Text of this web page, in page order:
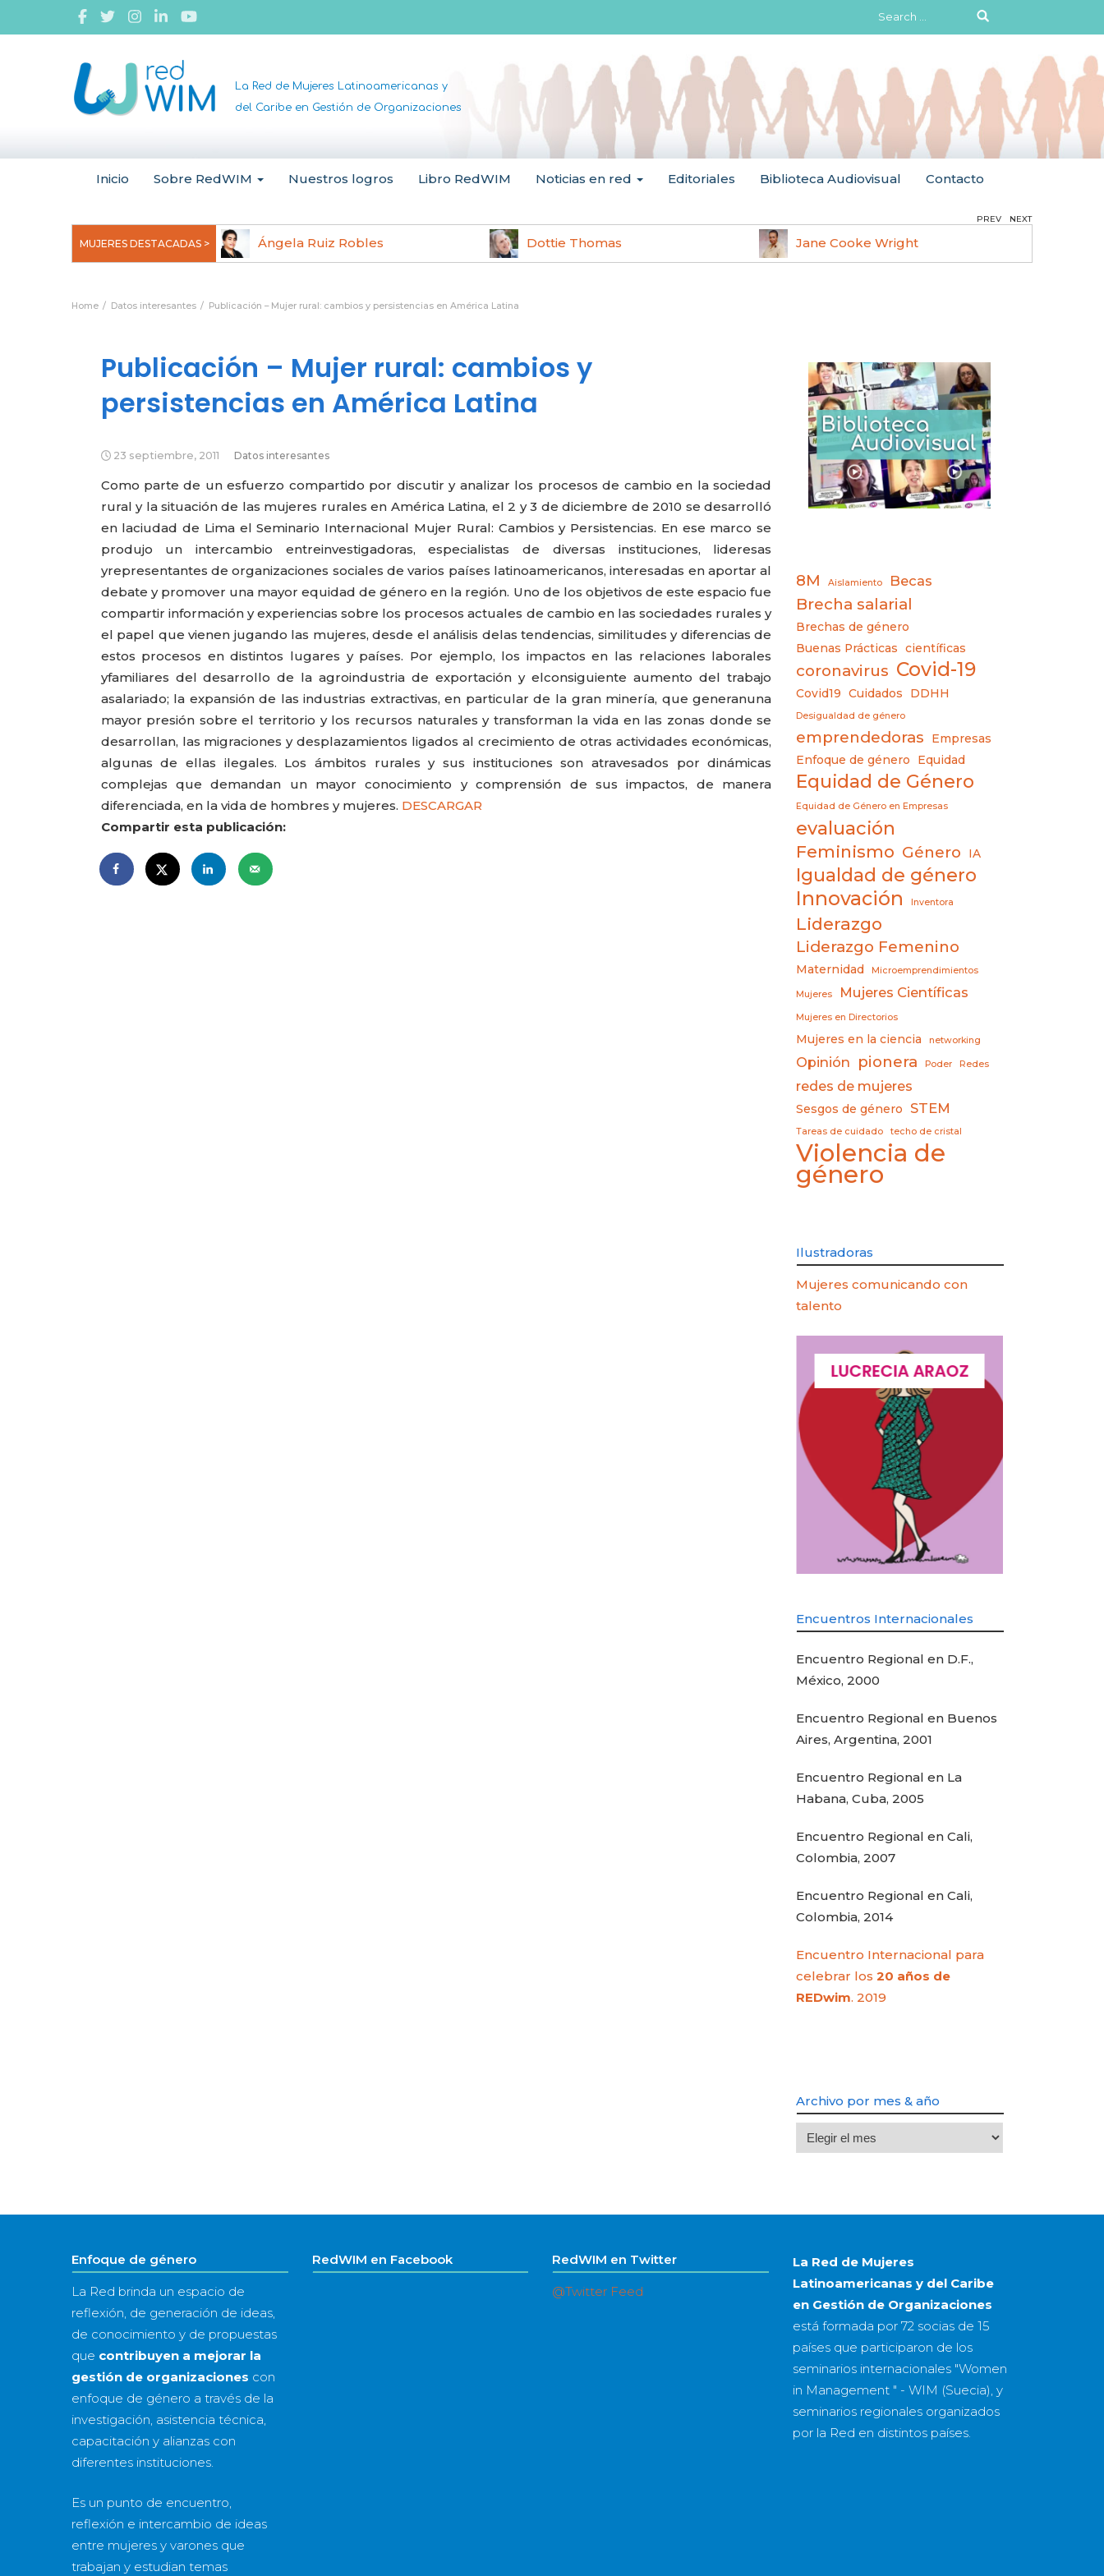
Search
for:
La Red de Mujeres Latinoamericanas y
del Caribe en Gestión de Organizaciones
Inicio Sobre RedWIM Nuestros logros Libro RedWIM Noticias en red Editoriales Biblioteca Audiovisual Contacto
MUJERES DESTACADAS >
Uchegbu, pionera en
Ángela Ruiz Robles Dottie Thomas Jane Cooke Wright
PREV NEXT
Home Datos interesantes Publicación – Mujer rural: cambios y persistencias en América Latina
Publicación – Mujer rural: cambios y
persistencias en América Latina
23 septiembre, 2011 Datos interesantes
Como parte de un esfuerzo compartido por discutir y analizar los procesos de cambio en la sociedad
rural y la situación de las mujeres rurales en América Latina, el 2 y 3 de diciembre de 2010 se desarrolló
en laciudad de Lima el Seminario Internacional Mujer Rural: Cambios y Persistencias. En ese marco se
produjo un intercambio entreinvestigadoras, especialistas de diversas instituciones, lideresas
yrepresentantes de organizaciones sociales de varios países latinoamericanos, interesadas en aportar al
debate y promover una mayor equidad de género en la región. Uno de los objetivos de este espacio fue
compartir información y experiencias sobre los procesos actuales de cambio en las sociedades rurales y
el papel que vienen jugando las mujeres, desde el análisis delas tendencias, similitudes y diferencias de
estos procesos en distintos lugares y países. Por ejemplo, los impactos en las relaciones laborales
yfamiliares del desarrollo de la agroindustria de exportación y elconsiguiente aumento del trabajo
asalariado; la expansión de las industrias extractivas, en particular de la gran minería, que generanuna
mayor presión sobre el territorio y los recursos naturales y transforman la vida en las zonas donde se
desarrollan, las migraciones y desplazamientos ligados al crecimiento de otras actividades económicas,
algunas de ellas ilegales. Los ámbitos rurales y sus instituciones son atravesados por dinámicas
complejas que demandan un mayor conocimiento y comprensión de sus impactos, de manera
diferenciada, en la vida de hombres y mujeres. DESCARGAR
Compartir esta publicación:
8M Aislamiento Becas
Brecha salarial
Brechas de género
Buenas Prácticas
científicas
coronavirus Covid-19
Covid19 Cuidados DDHH
Desigualdad de género
emprendedoras
Empresas
Enfoque de género
Equidad
Equidad de Género
Equidad de Género en Empresas
evaluación
Feminismo Género IA
Igualdad de género
Innovación Inventora
Liderazgo
Liderazgo Femenino
Maternidad Microemprendimientos
Mujeres Mujeres Científicas
Mujeres en Directorios
Mujeres en la ciencia networking
Opinión pionera Poder Redes
redes de mujeres
Sesgos de género STEM
Tareas de cuidado techo de cristal
Violencia de
género
Ilustradoras
Mujeres comunicando con
talento
LUCRECIA ARAOZ
Encuentros Internacionales
Encuentro Regional en D.F.,
México, 2000
Encuentro Regional en Buenos
Aires, Argentina, 2001
Encuentro Regional en La
Habana, Cuba, 2005
Encuentro Regional en Cali,
Colombia, 2007
Encuentro Regional en Cali,
Colombia, 2014
Encuentro Internacional para
celebrar los20 años de
REDwim. 2019
Archivo por mes & año
Archivo
por
año
Enfoque de género
La Red brinda un espacio de
reflexión, de generación de ideas,
de conocimiento y de propuestas
que contribuyen a mejorar la
gestión de organizaciones con
enfoque de género a través de la
investigación, asistencia técnica,
capacitación y alianzas con
diferentes instituciones.
Es un punto de encuentro,
reflexión e intercambio de ideas
entre mujeres y varones que
trabajan y estudian temas
RedWIM en Facebook RedWIM en Twitter
@Twitter Feed
La Red de Mujeres
Latinoamericanas y del Caribe
en Gestión de Organizaciones
está formada por 72 sociasde 15
paísesque participaron de los
seminarios internacionales "Women
in Management " - WIM (Suecia), y
seminarios regionales organizados
por la Red en distintos países.